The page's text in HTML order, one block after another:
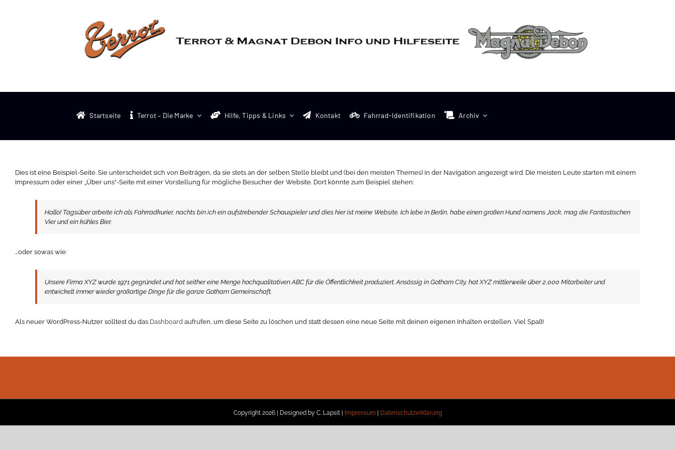
Startseite Terrot – Die Marke Hilfe, Tipps & Links Kontakt Fahrrad-Identifikation Archiv
Dies ist eine Beispiel-Seite. Sie unterscheidet sich von Beiträgen, da sie stets an der selben Stelle bleibt und (bei den meisten Themes) in der Navigation angezeigt wird. Die meisten Leute starten mit einem
Impressum oder einer „Über uns“-Seite mit einer Vorstellung für mögliche Besucher der Website. Dort könnte zum Beispiel stehen:
Hallo! Tagsüber arbeite ich als Fahrradkurier, nachts bin ich ein aufstrebender Schauspieler und dies hier ist meine Website. Ich lebe in Berlin, habe einen großen Hund namens Jack, mag die Fantastischen
Vier und ein kühles Bier.
…oder sowas wie:
Unsere Firma XYZ wurde 1971 gegründet und hat seither eine Menge hochqualitativen ABC für die Öffentlichkeit produziert. Ansässig in Gotham City, hat XYZ mittlerweile über 2,000 Mitarbeiter und
entwickelt immer wieder großartige Dinge für die ganze Gotham Gemeinschaft.
Als neuer WordPress-Nutzer solltest du das Dashboard aufrufen, um diese Seite zu löschen und statt dessen eine neue Seite mit deinen eigenen Inhalten erstellen. Viel Spaß!
Copyright 2026 | Designed by C. Lapsit | Impressum| Datenschutzerklärung